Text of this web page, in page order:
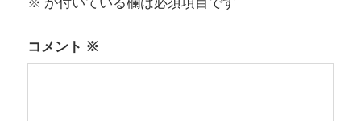
シ
ョ
ン
コメント ※